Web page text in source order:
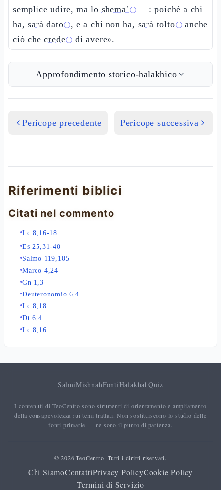
semplice udire, ma lo shemaʿ ⓘ —: poiché a chi
ha,sarà datoⓘ, e a chi non ha, sarà toltoⓘ anche
ciò checredeⓘ di avere».
Approfondimento storico-halakhico
Pericope precedente Pericope successiva
Riferimenti biblici
Citati nel commento
Lc 8,16-18
Es 25,31-40
Salmo 119,105
Marco 4,24
Gn 1,3
Deuteronomio 6,4
Lc 8,18
Dt 6,4
Lc 8,16
SalmiMishnahFontiHalakhahQuiz
I contenuti di TeoCentro sono strumenti di orientamento e ampliamento
della consapevolezza sui temi trattati. Non sostituiscono lo studio delle
fonti primarie — ne sono il punto di partenza.
© 2026 TeoCentro. Tutti i diritti riservati.
Chi SiamoContattiPrivacy PolicyCookie Policy
Termini di Servizio